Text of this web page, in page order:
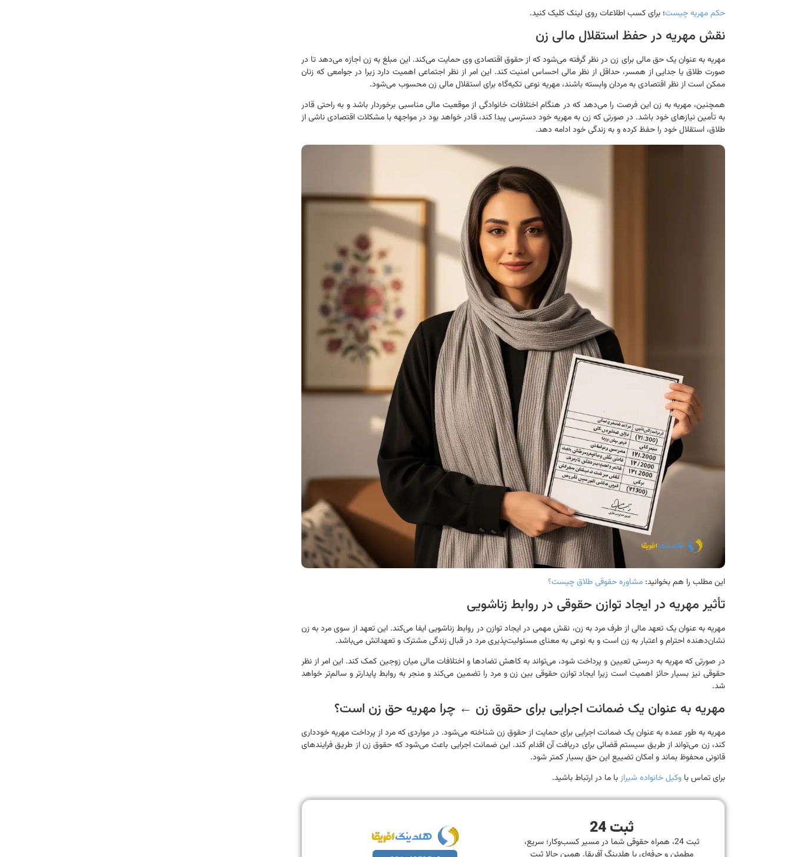
حکم مهریه چیست؛ برای کسب اطلاعات روی لینک کلیک کنید.
نقش مهریه در حفظ استقلال مالی زن
مهریه به عنوان یک حق مالی برای زن در نظر گرفته می‌شود که از حقوق اقتصادی وی حمایت می‌کند. این مبلغ به زن اجازه می‌دهد تا در
صورت طلاق یا جدایی از همسر، حداقل از نظر مالی احساس امنیت کند. این امر از نظر اجتماعی اهمیت دارد زیرا در جوامعی که زنان
ممکن است از نظر اقتصادی به مردان وابسته باشند، مهریه نوعی تکیه‌گاه برای استقلال مالی زن محسوب می‌شود.
همچنین، مهریه به زن این فرصت را می‌دهد که در هنگام اختلافات خانوادگی از موقعیت مالی مناسبی برخوردار باشد و به راحتی قادر
به تأمین نیازهای خود باشد. در صورتی که زن به مهریه خود دسترسی پیدا کند، قادر خواهد بود در مواجهه با مشکلات اقتصادی ناشی از
طلاق، استقلال خود را حفظ کرده و به زندگی خود ادامه دهد.
این مطلب را هم بخوانید: مشاوره حقوقی طلاق چیست؟
تأثیر مهریه در ایجاد توازن حقوقی در روابط زناشویی
مهریه به عنوان یک تعهد مالی از طرف مرد به زن، نقش مهمی در ایجاد توازن در روابط زناشویی ایفا می‌کند. این تعهد از سوی مرد به زن
نشان‌دهنده احترام و اعتبار به زن است و به نوعی به معنای مسئولیت‌پذیری مرد در قبال زندگی مشترک و تعهداتش می‌باشد.
در صورتی که مهریه به درستی تعیین و پرداخت شود، می‌تواند به کاهش تضادها و اختلافات مالی میان زوجین کمک کند. این امر از نظر
حقوقی نیز بسیار حائز اهمیت است زیرا ایجاد توازن حقوقی بین زن و مرد را تضمین می‌کند و منجر به روابط پایدارتر و سالم‌تر خواهد
شد.
مهریه به عنوان یک ضمانت اجرایی برای حقوق زن ← چرا مهریه حق زن است؟
مهریه به طور عمده به عنوان یک ضمانت اجرایی برای حمایت از حقوق زن شناخته می‌شود. در مواردی که مرد از پرداخت مهریه خودداری
کند، زن می‌تواند از طریق سیستم قضائی برای دریافت آن اقدام کند. این ضمانت اجرایی باعث می‌شود که حقوق زن از طریق فرایندهای
قانونی محفوظ بماند و امکان تضییع این حق بسیار کمتر شود.
برای تماس با وکیل خانواده شیرازبا ما در ارتباط باشید.
ثبت 24
ثبت 24، همراه حقوقی شما در مسیر کسب‌وکار؛ سریع،